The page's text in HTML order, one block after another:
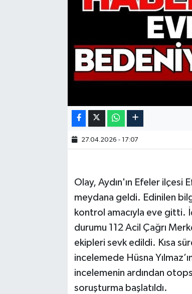
27.04.2026 - 17:07
Olay, Aydın'ın Efeler ilçesi
meydana geldi. Edinilen
kontrol amacıyla eve gitti.
durumu 112 Acil Çağrı
ekipleri sevk edildi. Kısa
incelemede Hüsna
incelemenin ardından
soruşturma başlatıldı.